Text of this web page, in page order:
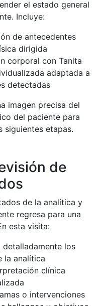
el estado general
Incluye:
de antecedentes
dirigida
corporal con Tanita
adaptada a
detectadas
imagen precisa del
del paciente para
siguientes etapas.
de
de la analítica y
regresa para una
esta visita:
detalladamente los
la analítica
clínica
o intervenciones